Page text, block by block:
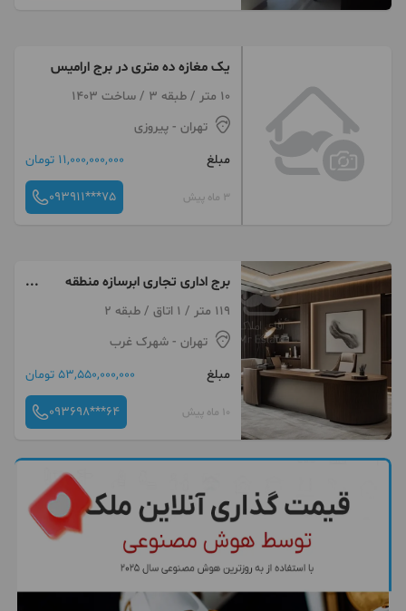
یک مغازه ده متری در برج ارامیس
10 متر / طبقه 3 / ساخت 1403
تهران - پیروزی
مبلغ
11,000,000,000 تومان
3 ماه پیش 093911***75
برج اداری تجاری ابرسازه منطقه
استاروست
119 متر / 1 اتاق / طبقه 2
تهران - شهرک غرب
مبلغ
53,550,000,000 تومان
10 ماه پیش 093698***64